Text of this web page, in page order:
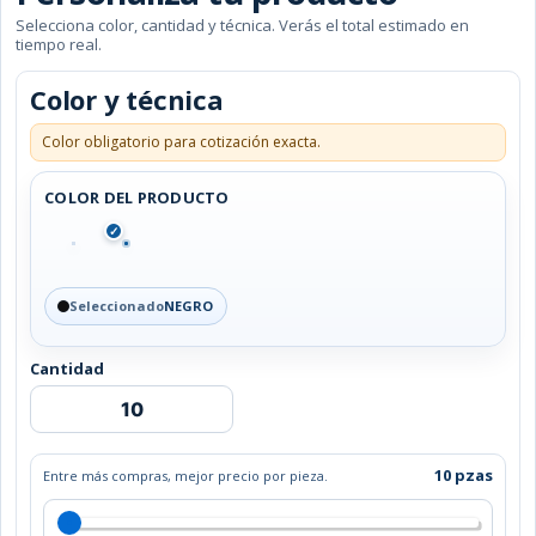
Selecciona color, cantidad y técnica. Verás el total estimado en
tiempo real.
Color y técnica
Color obligatorio para cotización exacta.
COLOR DEL PRODUCTO
✓
SeleccionadoNEGRO
Cantidad
MALETA
Entre más compras, mejor precio por pieza. 10 pzas